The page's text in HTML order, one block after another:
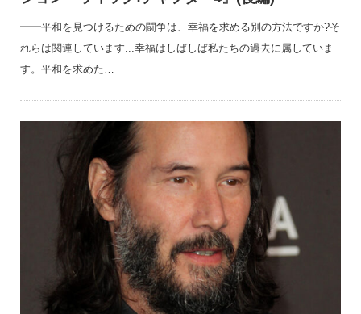
━━平和を見つけるための闘争は、幸福を求める別の方法ですか?そ
れらは関連しています...幸福はしばしば私たちの過去に属していま
す。平和を求めた…